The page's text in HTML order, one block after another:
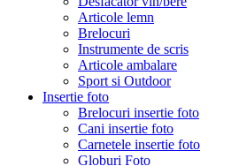
Articole lemn
Brelocuri
Instrumente de scris
Articole ambalare
Sport si Outdoor
Insertie foto
Brelocuri insertie foto
Cani insertie foto
Carnetele insertie foto
Globuri Foto